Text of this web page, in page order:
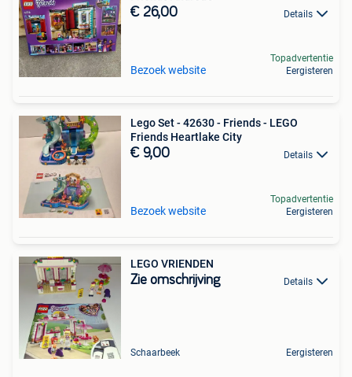
€ 26,00 Details
Bezoek website
Topadvertentie
Eergisteren
Lego Set - 42630 - Friends - LEGO
Friends Heartlake City
€ 9,00 Details
Bezoek website
Topadvertentie
Eergisteren
LEGO VRIENDEN
Zie omschrijving Details
Schaarbeek Eergisteren